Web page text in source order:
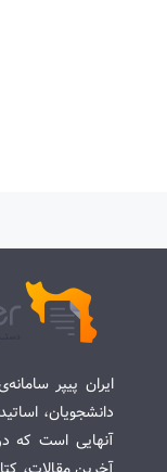
ایران پیپر
دانشجویان،
آنهایی است که